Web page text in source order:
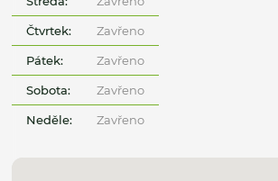
Čtvrtek: Zavřeno
Pátek: Zavřeno
Sobota: Zavřeno
Neděle: Zavřeno